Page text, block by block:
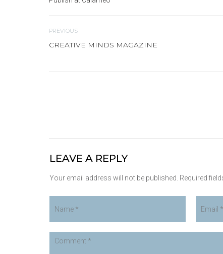
PREVIOUS
CREATIVE MINDS MAGAZINE
LEAVE A REPLY
Your email address will not be published. Required